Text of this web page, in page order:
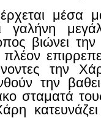
μέσα
γαλήνη
βιώνει την
πλέον
την
την
σταματά